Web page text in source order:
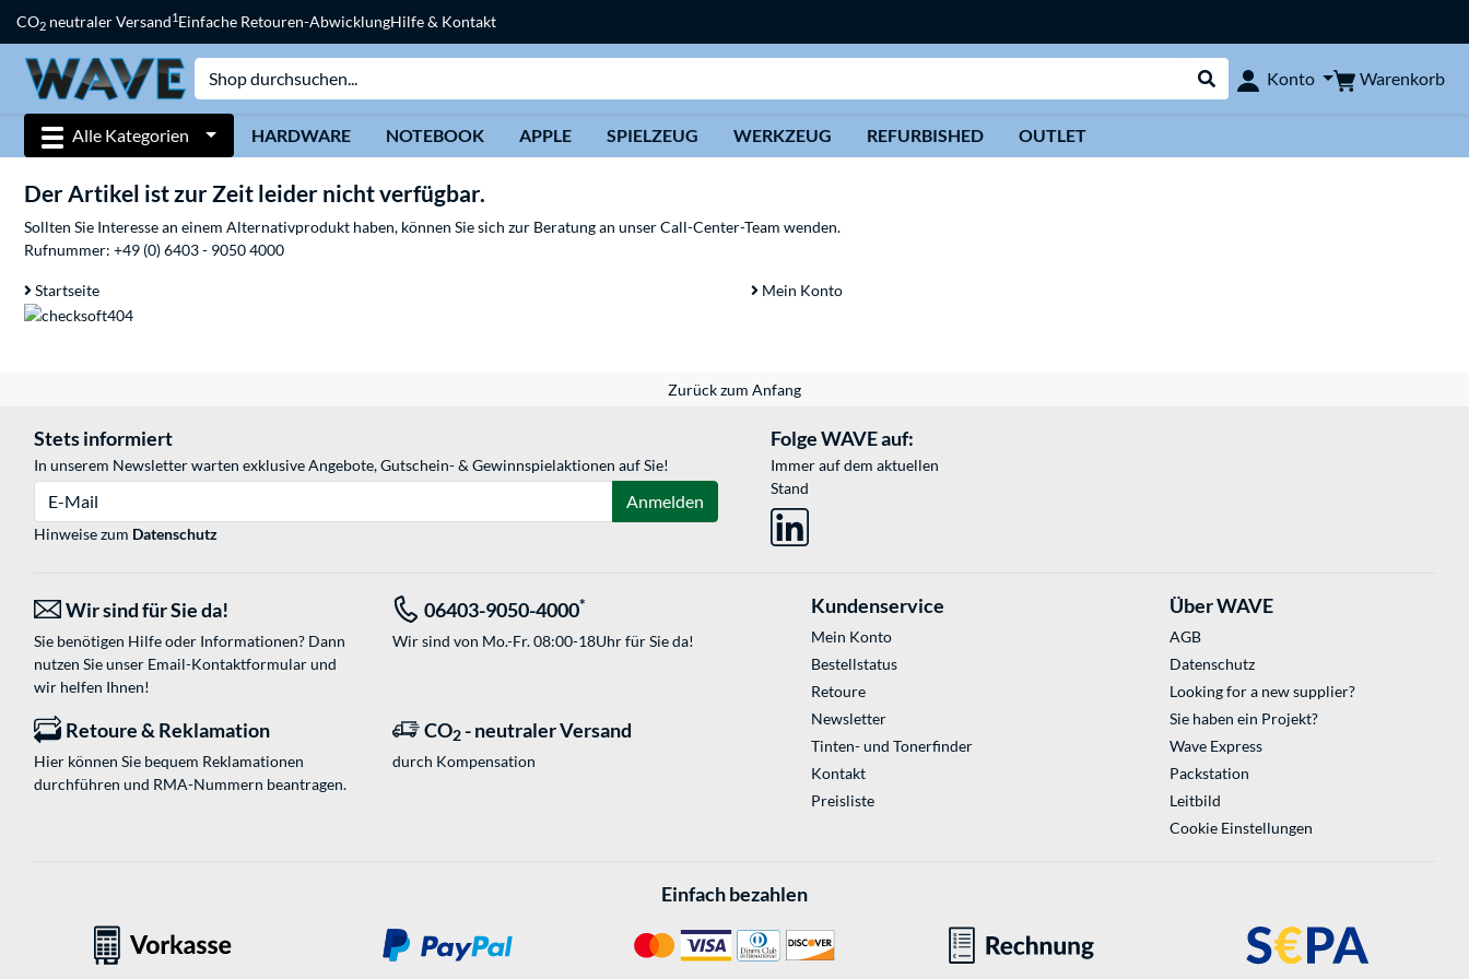
CO2 neutraler Versand1Einfache Retouren-AbwicklungHilfe & Kontakt
Suche durchführen
Konto Warenkorb
Alle Kategorien HARDWARE NOTEBOOK APPLE SPIELZEUG WERKZEUG REFURBISHED OUTLET
Der Artikel ist zur Zeit leider nicht verfügbar.
Sollten Sie Interesse an einem Alternativprodukt haben, können Sie sich zur Beratung an unser Call-Center-Team wenden.
Rufnummer: +49 (0) 6403 - 9050 4000
Startseite Mein Konto
Zurück zum Anfang
Stets informiert
In unserem Newsletter warten exklusive Angebote, Gutschein- & Gewinnspielaktionen auf Sie!
Anmelden
Hinweise zum Datenschutz
Folge WAVE auf:
Immer auf dem aktuellen
Stand
Wir sind für Sie da!
Sie benötigen Hilfe oder Informationen? Dann
nutzen Sie unser Email-Kontaktformularund
wir helfen Ihnen!
06403-9050-4000*
Wir sind von Mo.-Fr. 08:00-18Uhr für Sie da!
Retoure & Reklamation
Hier können Sie bequem Reklamationen
durchführen und RMA-Nummern beantragen.
CO2 - neutraler Versand
durch Kompensation
Kundenservice
Mein Konto
Bestellstatus
Retoure
Newsletter
Tinten- und Tonerfinder
Kontakt
Preisliste
Über WAVE
AGB
Datenschutz
Looking for a new supplier?
Sie haben ein Projekt?
Wave Express
Packstation
Leitbild
Cookie Einstellungen
Einfach bezahlen